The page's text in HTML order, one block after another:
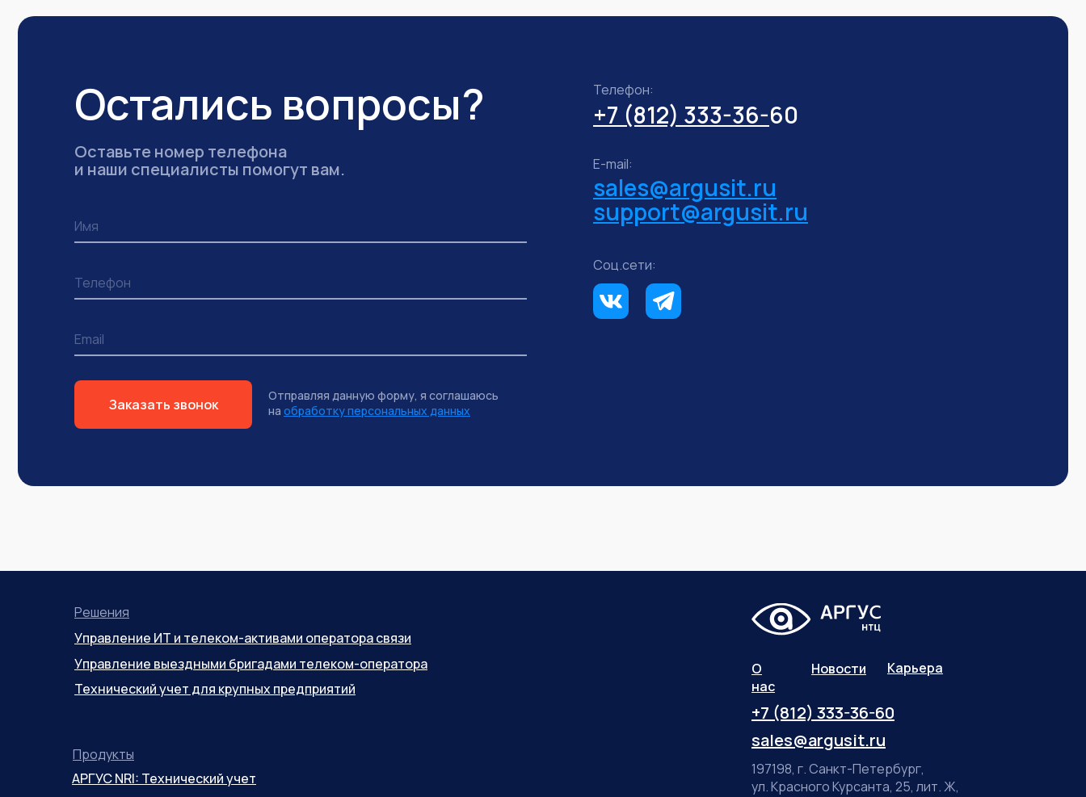
Остались вопросы?
Оставьте номер телефона
и наши специалисты помогут вам.
Заказать звонок
+7 (812) 333-36-60
Телефон:
E-mail:
Соц.сети:
support@argusit.ru
sales@argusit.ru
Отправляя данную форму, я соглашаюсь
на обработку персональных данных
Решения
Продукты
Управление ИТ и телеком-активами оператора связи
О
нас
+7 (812) 333-36-60
sales@argusit.ru
Новости Карьера
197198, г. Санкт-Петербург,
ул. Красного Курсанта, 25, лит. Ж,
Управление выездными бригадами телеком-оператора
АРГУС NRI: Технический учет
Технический учет для крупных предприятий